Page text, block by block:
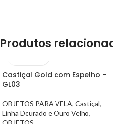
Produtos
Castiçal Gold com Espelho –
GL03
OBJETOS PARA VELA, Castiçal,
Linha Dourado e Ouro Velho,